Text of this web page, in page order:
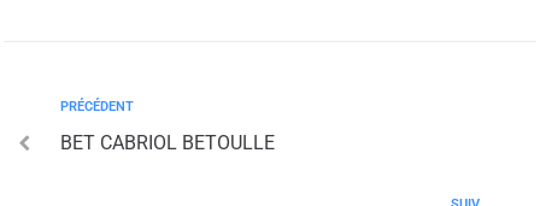
PRÉCÉDENT
BET CABRIOL BETOULLE